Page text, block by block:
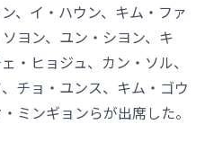
、イ・ハウン、キム・ファ
ヨン、ユン・シヨン、キ
・ヒョジュ、カン・ソル、
チョ・ユンス、キム・ゴウ
ミンギョンらが出席した。